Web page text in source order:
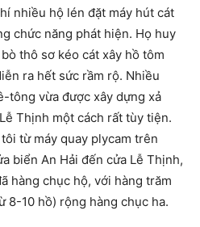
nhiều hộ lén đặt máy hút cát
chức năng phát hiện. Họ huy
thô sơ kéo cát xây hồ tôm
ra hết sức rầm rộ. Nhiều
tông vừa được xây dựng xả
Thịnh một cách rất tùy tiện.
từ máy quay plycam trên
biển An Hải đến cửa Lễ Thịnh,
hàng chục hộ, với hàng trăm
8-10 hồ) rộng hàng chục ha.